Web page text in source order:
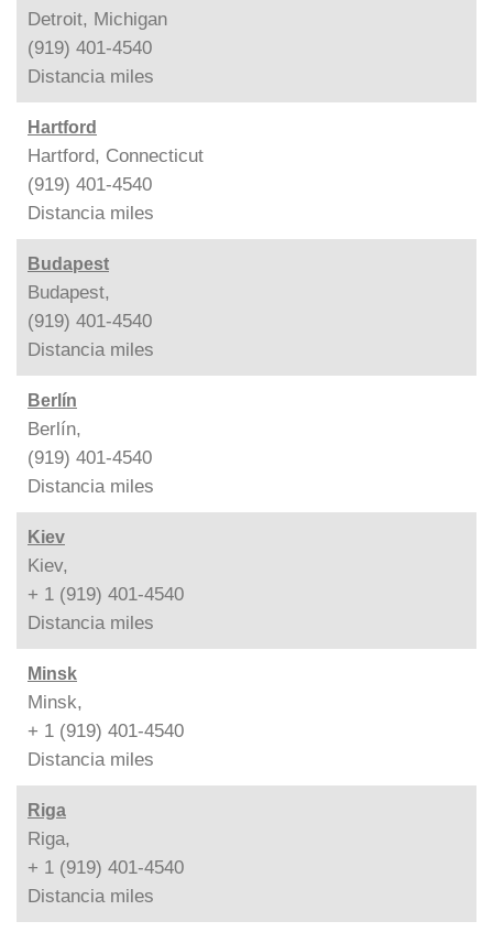
Detroit, Michigan
(919) 401-4540
Distancia miles
Hartford
Hartford, Connecticut
(919) 401-4540
Distancia miles
Budapest
Budapest,
(919) 401-4540
Distancia miles
Berlín
Berlín,
(919) 401-4540
Distancia miles
Kiev
Kiev,
+ 1 (919) 401-4540
Distancia miles
Minsk
Minsk,
+ 1 (919) 401-4540
Distancia miles
Riga
Riga,
+ 1 (919) 401-4540
Distancia miles